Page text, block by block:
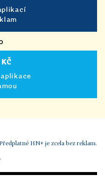
HN+ je zcela bez reklam.